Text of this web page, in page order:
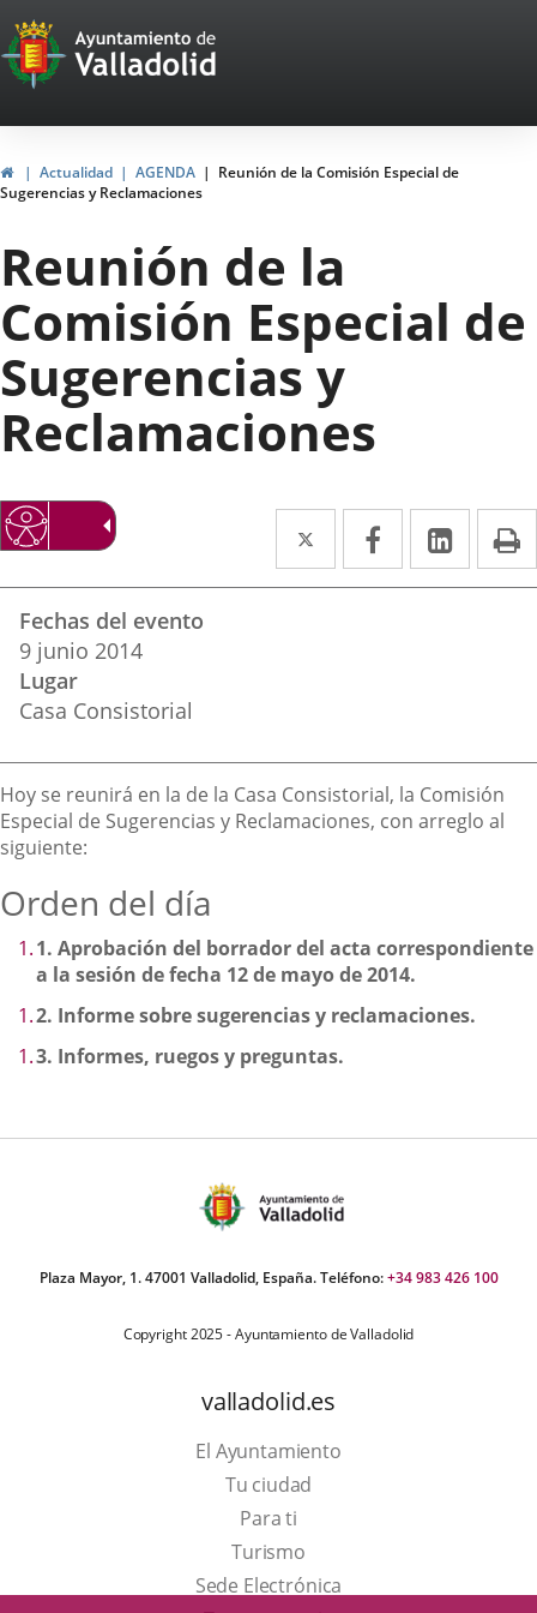
Portal
Web
del
Ayuntamiento
de
Valladolid
InicioActualidad AGENDA
Reunión de la Comisión Especial de
Sugerencias y Reclamaciones
Reunión de la
Comisión Especial de
Sugerencias y
Reclamaciones
Twitter
Enlace
a
Facebook
Enlace
a
Enlace
a
del
evento
Fechas del evento
9 junio 2014
Lugar
Casa Consistorial
Descripción
Hoy se reunirá en la de la Casa Consistorial, la Comisión
Especial de Sugerencias y Reclamaciones, con arreglo al
siguiente:
Orden del día
1. Aprobación del borrador del acta correspondiente
a la sesión de fecha 12 de mayo de 2014.
2. Informe sobre sugerencias y reclamaciones.
3. Informes, ruegos y preguntas.
Plaza Mayor, 1. 47001 Valladolid, España. Teléfono:+34 983 426 100
Copyright 2025 - Ayuntamiento de Valladolid
valladolid.es
El Ayuntamiento
Tu ciudad
Para ti
TurismoEste
enlace
Sede Electrónica